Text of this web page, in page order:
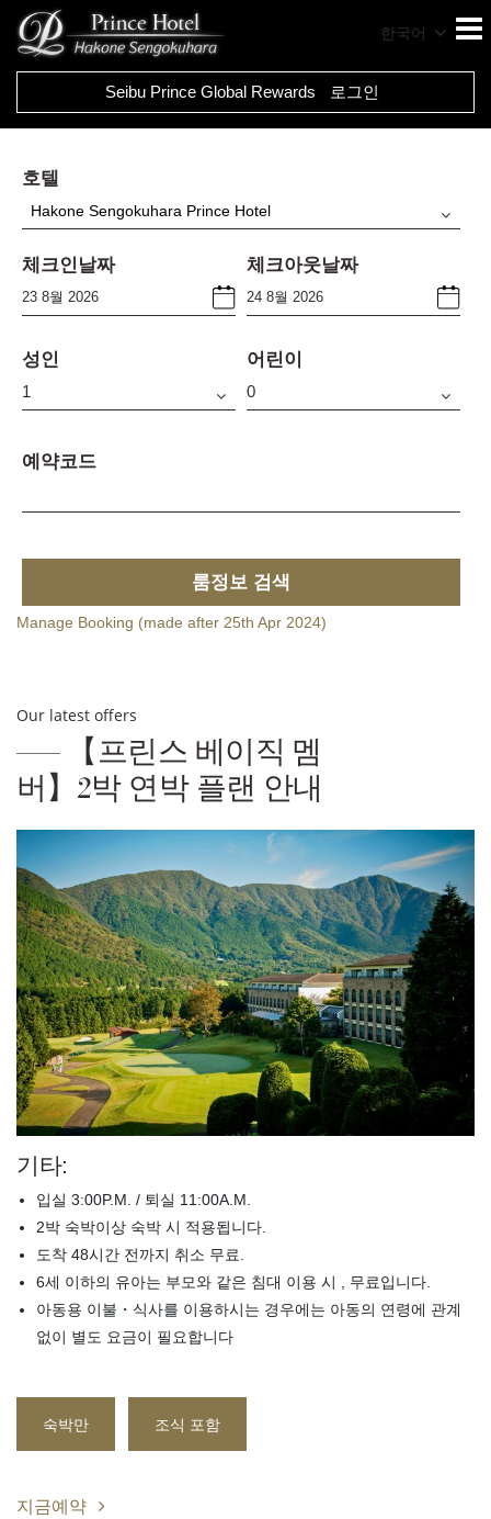
한국어
Seibu Prince Global Rewards 로그인
호텔
Hakone Sengokuhara Prince Hotel
체크인날짜 체크아웃날짜
성인 어린이
예약코드
룸정보 검색
Manage Booking (made after 25th Apr 2024)
Our latest offers
【프린스 베이직 멤
버】2박 연박 플랜 안내
기타:
입실 3:00P.M. / 퇴실 11:00A.M.
2박 숙박이상 숙박 시 적용됩니다.
도착 48시간 전까지 취소 무료.
6세 이하의 유아는 부모와 같은 침대 이용 시 , 무료입니다.
아동용 이불・식사를 이용하시는 경우에는 아동의 연령에 관계
없이 별도 요금이 필요합니다
숙박만 조식 포함
지금예약